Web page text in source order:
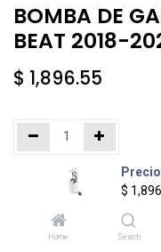
$
Home Search
BOMBA DE
BEAT 2018-
$ 1,896.55
Añadir al
Agregar a la lista